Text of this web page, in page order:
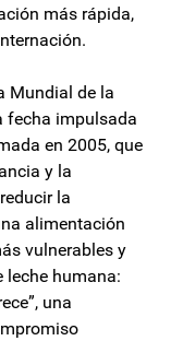
más rápida,
Mundial de la
fecha impulsada
en 2005, que
y la
la
alimentación
vulnerables y
leche humana:
una